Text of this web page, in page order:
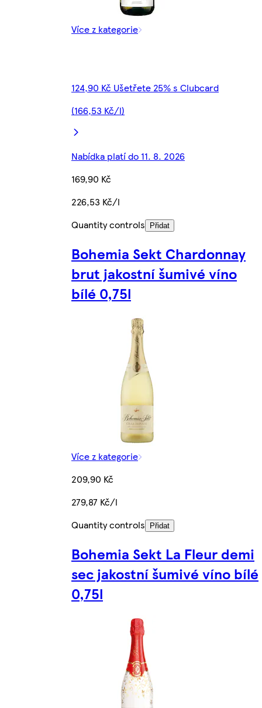
Více z kategorie
124,90 Kč Ušetřete 25% s Clubcard
(166,53 Kč/l)
Nabídka platí do 11. 8. 2026
169,90 Kč
226,53 Kč/l
Quantity controls
Přidat
Bohemia Sekt Chardonnay
brut jakostní šumivé víno
bílé 0,75l
Více z kategorie
209,90 Kč
279,87 Kč/l
Quantity controls
Přidat
Bohemia Sekt La Fleur demi
sec jakostní šumivé víno bílé
0,75l